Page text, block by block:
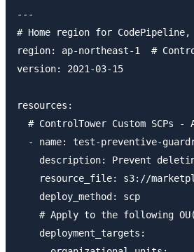
---
# Home region for CodePipeline,
region: ap-northeast-1  #
version: 2021-03-15
resources:
# ControlTower Custom SCPs -
- name: test-preventive-
description: Prevent
resource_file: s3://
    deploy_method: scp
# Apply to the following
    deployment_targets: